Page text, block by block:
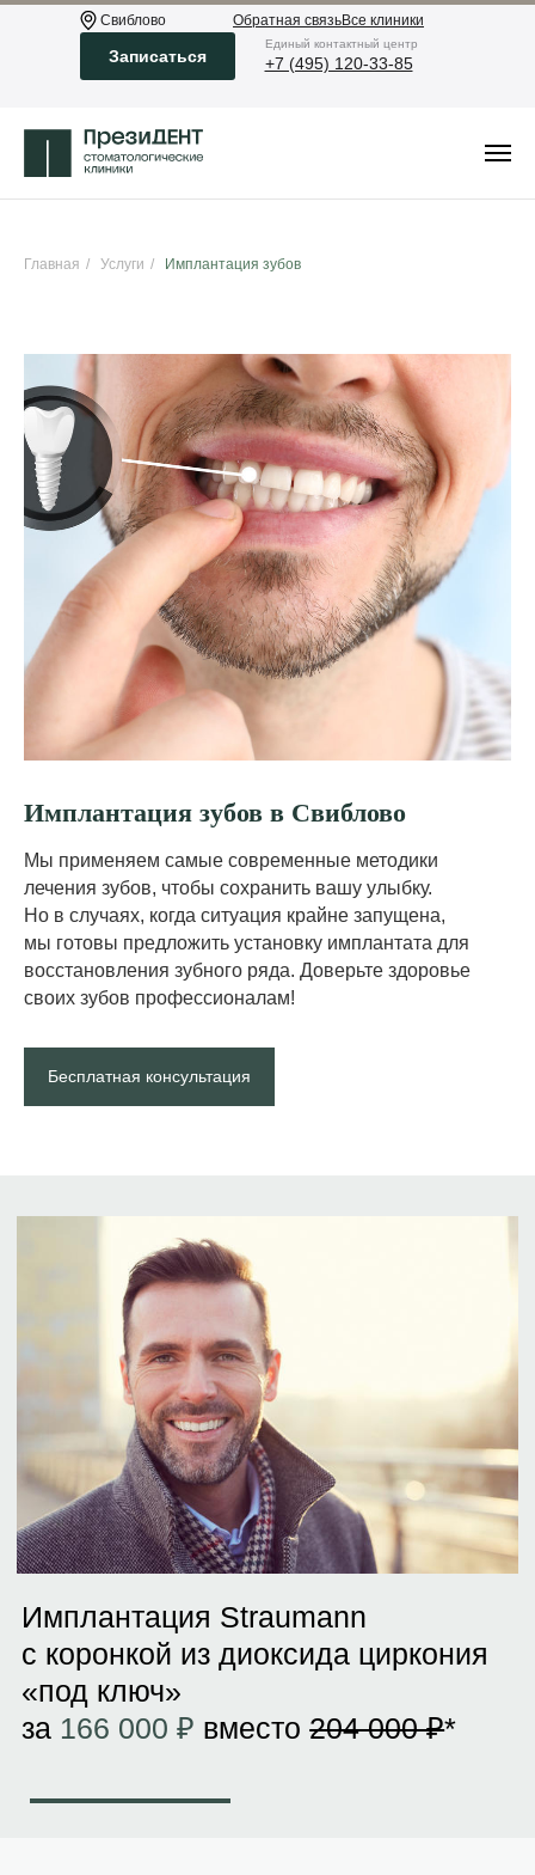
Обратная связьВсе клиники
Eдиный контактный центр
+7 (495) 120-33-85
Свиблово
Записаться
Главная / Услуги / Имплантация зубов
Имплантация зубов в Свиблово
Мы применяем самые современные методики
лечения зубов, чтобы сохранить вашу улыбку.
Но в случаях, когда ситуация крайне запущена,
мы готовы предложить установку имплантата для
восстановления зубного ряда. Доверьте здоровье
своих зубов профессионалам!
Бесплатная консультация
вместо
*Более подробную информацию о составе и
сроках действия уточняйте в клинике.
Записаться